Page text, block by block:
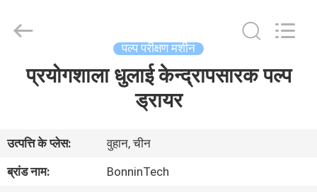
वीडियो
Copyright
Wuhan
Developed
पल्प परीक्षण मशीन
प्रयोगशाला धुलाई केन्द्रापसारक पल्प
ड्रायर
उत्पत्ति के प्लेस:
वुहान, चीन
ब्रांड नाम:
BonninTech